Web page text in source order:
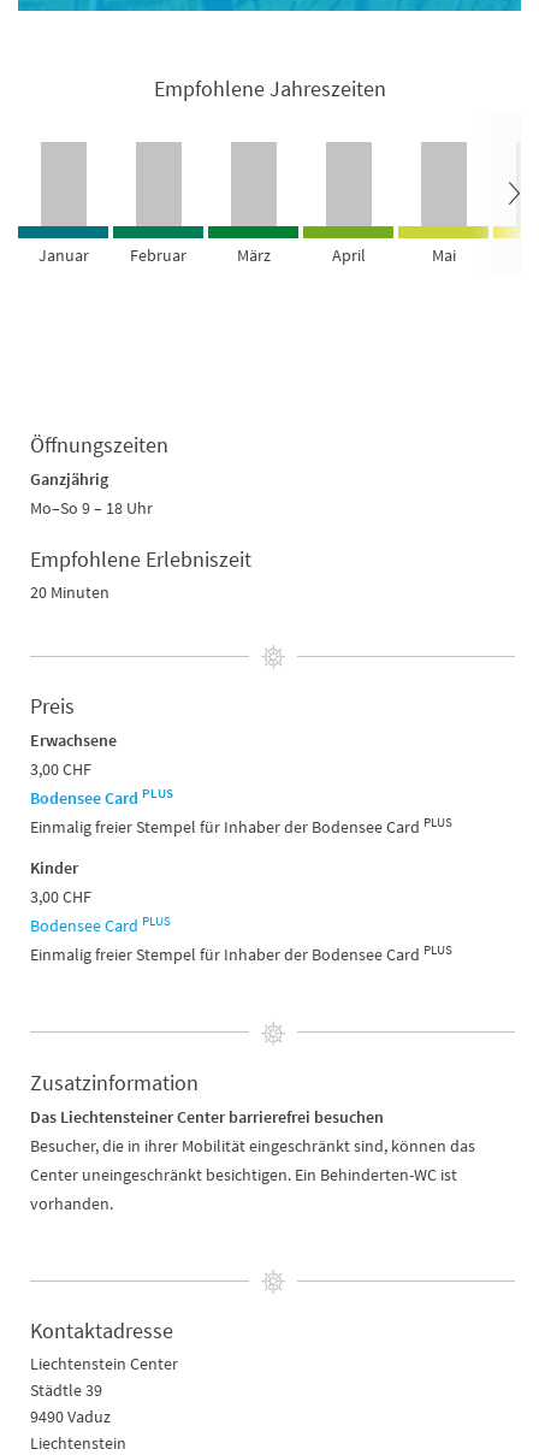
Empfohlene Jahreszeiten
Januar Februar März April Mai
Öffnungszeiten
Ganzjährig
Mo–So 9 – 18 Uhr
Empfohlene Erlebniszeit
20 Minuten
Preis
Erwachsene
3,00 CHF
Bodensee Card PLUS
Einmalig freier Stempel für Inhaber der Bodensee Card PLUS
Kinder
3,00 CHF
Bodensee Card PLUS
Einmalig freier Stempel für Inhaber der Bodensee Card PLUS
Zusatzinformation
Das Liechtensteiner Center barrierefrei besuchen
Besucher, die in ihrer Mobilität eingeschränkt sind, können das
Center uneingeschränkt besichtigen. Ein Behinderten-WC ist
vorhanden.
Kontaktadresse
Liechtenstein Center
Städtle 39
9490 Vaduz
Liechtenstein